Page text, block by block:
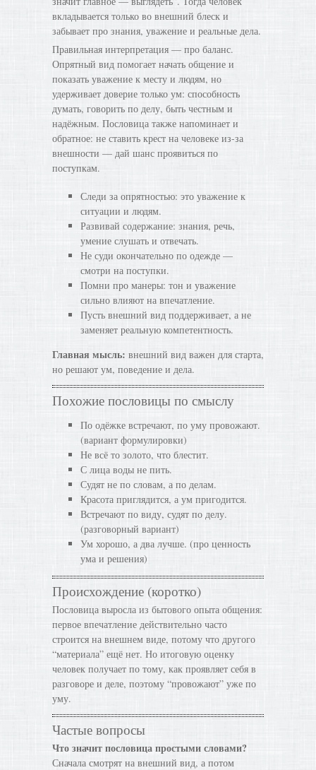
вкладывается только во внешний блеск и
забывает про знания, уважение и реальные дела.
Правильная интерпретация — про баланс.
Опрятный вид помогает начать общение и
показать уважение к месту и людям, но
удерживает доверие только ум: способность
думать, говорить по делу, быть честным и
надёжным. Пословица также напоминает и
обратное: не ставить крест на человеке из-за
внешности — дай шанс проявиться по
поступкам.
Следи за опрятностью: это уважение к
ситуации и людям.
Развивай содержание: знания, речь,
умение слушать и отвечать.
Не суди окончательно по одежде —
смотри на поступки.
Помни про манеры: тон и уважение
сильно влияют на впечатление.
Пусть внешний вид поддерживает, а не
заменяет реальную компетентность.
Главная мысль: внешний вид важен для старта,
но решают ум, поведение и дела.
Похожие пословицы по смыслу
По одёжке встречают, по уму провожают.
(вариант формулировки)
Не всё то золото, что блестит.
С лица воды не пить.
Судят не по словам, а по делам.
Красота приглядится, а ум пригодится.
Встречают по виду, судят по делу.
(разговорный вариант)
Ум хорошо, а два лучше. (про ценность
ума и решения)
Происхождение (коротко)
Пословица выросла из бытового опыта общения:
первое впечатление действительно часто
строится на внешнем виде, потому что другого
“материала” ещё нет. Но итоговую оценку
человек получает по тому, как проявляет себя в
разговоре и деле, поэтому “провожают” уже по
уму.
Частые вопросы
Что значит пословица простыми словами?
Сначала смотрят на внешний вид, а потом